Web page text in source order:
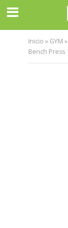
Inicio » GYM »
Bench Press